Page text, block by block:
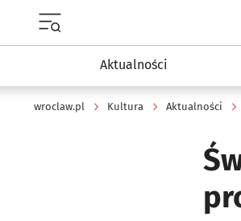
Aktualności
wroclaw.pl Kultura Aktualności